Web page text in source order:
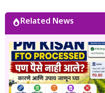
युवक आणि सर्वसामान्य
पोहोचवणे हा आहे. प्रकाशित
जातो. अधिकृत निर्णयामध्ये
येतात. या संकेतस्थळावरील माहिती ही केवळ जनजागृती आणि मार्गदर्शनाच्या
उद्देशाने प्रकाशित केली जाते.
संबंधित विभागाच्या अधिकृत
पडताळणी करण्याचा सल्ला
Related News